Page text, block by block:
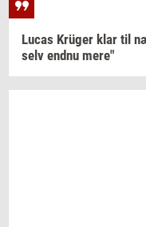
Lucas Krüger klar til
selv endnu mere"